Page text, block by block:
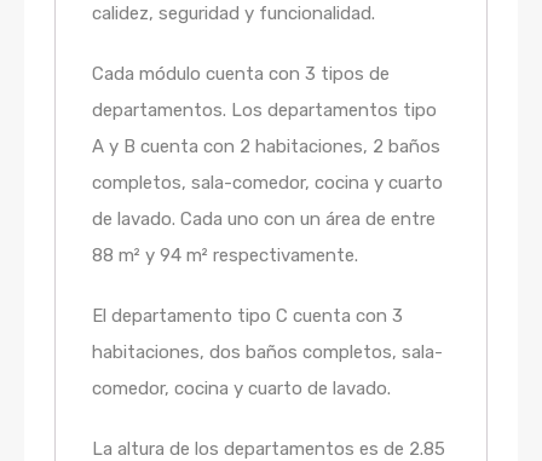
calidez, seguridad y funcionalidad.
Cada módulo cuenta con 3 tipos de
departamentos. Los departamentos tipo
A y B cuenta con 2 habitaciones, 2 baños
completos, sala-comedor, cocina y cuarto
de lavado. Cada uno con un área de entre
88 m² y 94 m² respectivamente.
El departamento tipo C cuenta con 3
habitaciones, dos baños completos, sala-
comedor, cocina y cuarto de lavado.
La altura de los departamentos es de 2.85